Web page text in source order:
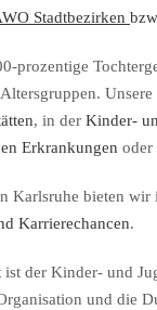
Stadtbezirken
prozentige
, in der Kinder-
Erkrankungen oder
Karlsruhe bieten
Karrierechancen.
ist der Kinder- und
und